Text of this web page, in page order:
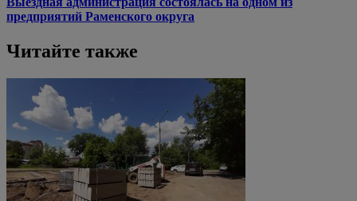
предприятий Раменского округа
Читайте также